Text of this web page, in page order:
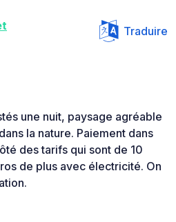
Traduire
une nuit, paysage agréable
la nature. Paiement dans
des tarifs qui sont de 10
de plus avec électricité. On